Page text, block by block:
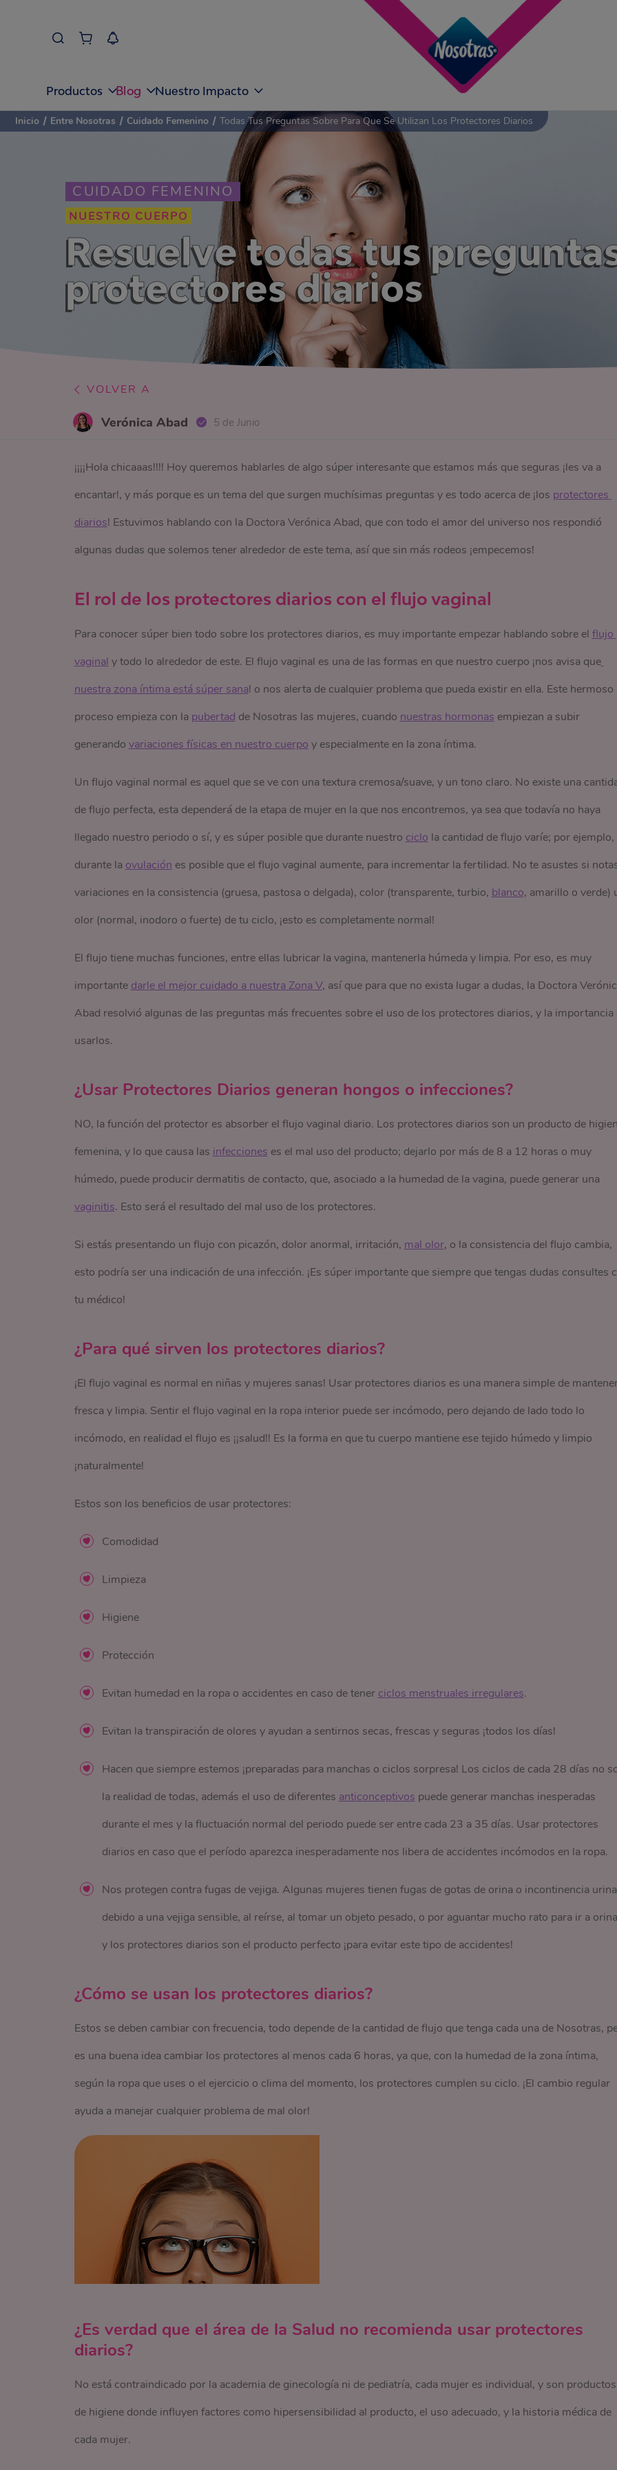
Productos Blog Nuestro Impacto
CUIDADO FEMENINO
NUESTRO CUERPO
Resuelve todas tus
protectores diarios
Inicio / Entre Nosotras / Cuidado Femenino / Todas Tus Preguntas Sobre Para Que Se Utilizan Los Protectores Diarios
VOLVER A
Verónica Abad 5 de Junio
¡¡¡¡Hola chicaaas!!!! Hoy queremos hablarles de algo súper interesante que estamos más que seguras ¡les va a
encantar!, y más porque es un tema del que surgen muchísimas preguntas y es todo acerca de ¡los protectores
diarios! Estuvimos hablando con la Doctora Verónica Abad, que con todo el amor del universo nos respondió
algunas dudas que solemos tener alrededor de este tema, así que sin más rodeos ¡empecemos!
El rol de los protectores diarios con el flujo vaginal
Para conocer súper bien todo sobre los protectores diarios, es muy importante empezar hablando sobre el flujo
vaginal y todo lo alrededor de este. El flujo vaginal es una de las formas en que nuestro cuerpo ¡nos avisa que
nuestra zona íntima está súper sana! o nos alerta de cualquier problema que pueda existir en ella. Este hermoso
proceso empieza con la pubertad de Nosotras las mujeres, cuando nuestras hormonas empiezan a subir
generando variaciones físicas en nuestro cuerpo y especialmente en la zona íntima.
Un flujo vaginal normal es aquel que se ve con una textura cremosa/suave, y un tono claro. No existe una
de flujo perfecta, esta dependerá de la etapa de mujer en la que nos encontremos, ya sea que todavía no haya
llegado nuestro periodo o sí, y es súper posible que durante nuestro ciclo la cantidad de flujo varíe; por ejemplo,
durante la ovulación es posible que el flujo vaginal aumente, para incrementar la fertilidad. No te asustes si
variaciones en la consistencia (gruesa, pastosa o delgada), color (transparente, turbio, blanco, amarillo o verde)
olor (normal, inodoro o fuerte) de tu ciclo, ¡esto es completamente normal!
El flujo tiene muchas funciones, entre ellas lubricar la vagina, mantenerla húmeda y limpia. Por eso, es muy
importante darle el mejor cuidado a nuestra Zona V, así que para que no exista lugar a dudas, la Doctora
Abad resolvió algunas de las preguntas más frecuentes sobre el uso de los protectores diarios, y la importancia
usarlos.
¿Usar Protectores Diarios generan hongos o infecciones?
NO, la función del protector es absorber el flujo vaginal diario. Los protectores diarios son un producto de
femenina, y lo que causa las infecciones es el mal uso del producto; dejarlo por más de 8 a 12 horas o muy
húmedo, puede producir dermatitis de contacto, que, asociado a la humedad de la vagina, puede generar una
vaginitis. Esto será el resultado del mal uso de los protectores.
Si estás presentando un flujo con picazón, dolor anormal, irritación, mal olor, o la consistencia del flujo cambia,
esto podría ser una indicación de una infección. ¡Es súper importante que siempre que tengas dudas consultes
tu médico!
¿Para qué sirven los protectores diarios?
¡El flujo vaginal es normal en niñas y mujeres sanas! Usar protectores diarios es una manera simple de
fresca y limpia. Sentir el flujo vaginal en la ropa interior puede ser incómodo, pero dejando de lado todo lo
incómodo, en realidad el flujo es ¡¡salud!! Es la forma en que tu cuerpo mantiene ese tejido húmedo y limpio
¡naturalmente!
Estos son los beneficios de usar protectores:
Comodidad
Limpieza
Higiene
Protección
Evitan humedad en la ropa o accidentes en caso de tener ciclos menstruales irregulares.
Evitan la transpiración de olores y ayudan a sentirnos secas, frescas y seguras ¡todos los días!
Hacen que siempre estemos ¡preparadas para manchas o ciclos sorpresa! Los ciclos de cada 28 días no
la realidad de todas, además el uso de diferentes anticonceptivos puede generar manchas inesperadas
durante el mes y la fluctuación normal del periodo puede ser entre cada 23 a 35 días. Usar protectores
diarios en caso que el período aparezca inesperadamente nos libera de accidentes incómodos en la ropa.
Nos protegen contra fugas de vejiga. Algunas mujeres tienen fugas de gotas de orina o incontinencia
debido a una vejiga sensible, al reírse, al tomar un objeto pesado, o por aguantar mucho rato para ir a
y los protectores diarios son el producto perfecto ¡para evitar este tipo de accidentes!
¿Cómo se usan los protectores diarios?
Estos se deben cambiar con frecuencia, todo depende de la cantidad de flujo que tenga cada una de Nosotras,
es una buena idea cambiar los protectores al menos cada 6 horas, ya que, con la humedad de la zona íntima,
según la ropa que uses o el ejercicio o clima del momento, los protectores cumplen su ciclo. ¡El cambio regular
ayuda a manejar cualquier problema de mal olor!
¿Es verdad que el área de la Salud no recomienda usar protectores
diarios?
No está contraindicado por la academia de ginecología ni de pediatría, cada mujer es individual, y son productos
de higiene donde influyen factores como hipersensibilidad al producto, el uso adecuado, y la historia médica de
cada mujer.